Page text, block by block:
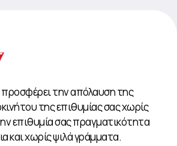
προσφέρει την απόλαυση της
της επιθυμίας σας χωρίς
επιθυμία σας πραγματικότητα
και χωρίς ψιλά γράμματα.